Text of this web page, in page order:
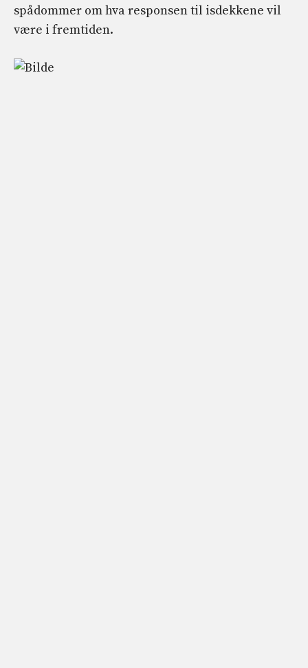
spådommer om hva responsen til isdekkene vil
være i fremtiden.